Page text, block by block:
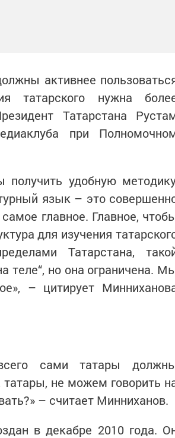
активнее
татарского нужна
Татарстана
при
удобную
язык – это
главное. Главное,
для изучения
Татарстана,
теле“, но она ограничена.
– цитирует
сами татары
не можем говорить
– считает Минниханов.
в декабре 2010 года.